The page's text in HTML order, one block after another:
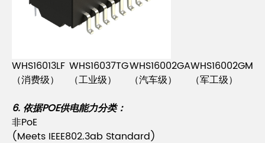
WHS16013LF WHS16037TGWHS16002GAWHS16002GM
（消费级）
（工业级） （汽车级） （军工级）
6. 依据POE供电能力分类：
非PoE
(Meets IEEE802.3ab Standard)